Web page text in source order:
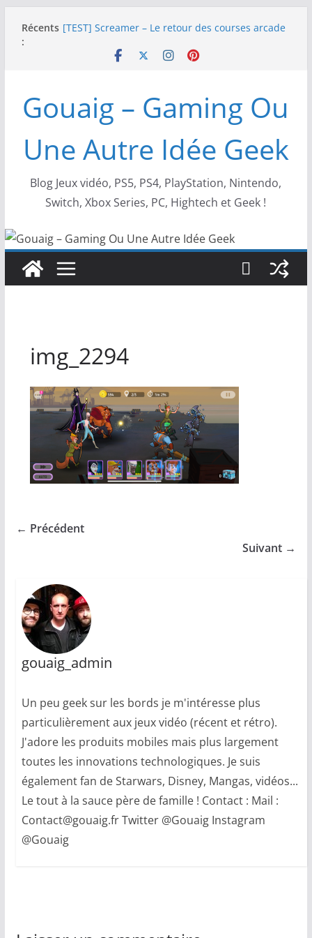
Récents
:
[TEST] Screamer – Le retour des courses arcade
SWITCH 2 : Nouveaux accessoires Turtle Beach X
SNK NEOGEO AES+ : un succès dingue !
NEOGEO AES+ : La légende de l’arcade est de
Gouaig – Gaming Ou
Une Autre Idée Geek
Blog Jeux vidéo, PS5, PS4, PlayStation, Nintendo,
Switch, Xbox Series, PC, Hightech et Geek !
img_2294
← Précédent
Suivant →
gouaig_admin
Un peu geek sur les bords je m'intéresse plus
particulièrement aux jeux vidéo (récent et rétro).
J'adore les produits mobiles mais plus largement
toutes les innovations technologiques. Je suis
également fan de Starwars, Disney, Mangas, vidéos...
Le tout à la sauce père de famille ! Contact : Mail :
Contact@gouaig.fr Twitter @Gouaig Instagram
@Gouaig